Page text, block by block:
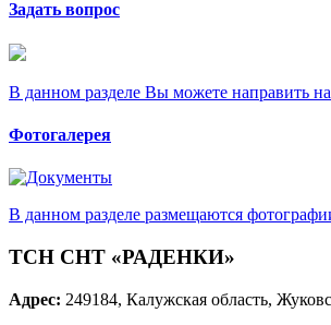
Задать вопрос
В данном разделе Вы можете направить
Фотогалерея
В данном разделе размещаются
ТСН СНТ «РАДЕНКИ»
Адрес: 249184, Калужская область,